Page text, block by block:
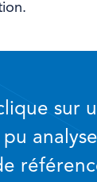
sur